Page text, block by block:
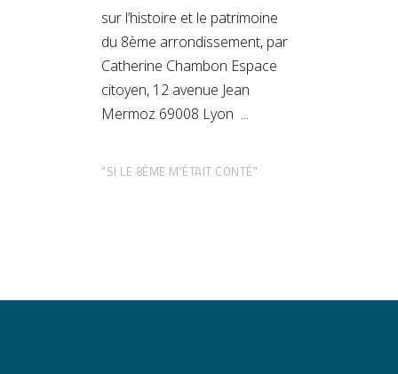
sur l’histoire et le patrimoine
du 8ème arrondissement, par
Catherine Chambon Espace
citoyen, 12 avenue Jean
Mermoz 69008 Lyon
"SI LE 8ÈME M'ÉTAIT CONTÉ"